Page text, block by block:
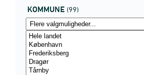
KOMMUNE (99)